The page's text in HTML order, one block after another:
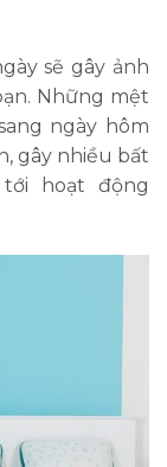
sẽ gây ảnh
Những mệt
ngày hôm
gây nhiều bất
hoạt động